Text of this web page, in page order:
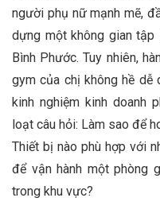
người phụ nữ mạnh mẽ,
dựng một không gian
Bình Phước. Tuy nhiên,
gym của chị không hề dễ
kinh nghiệm kinh doanh
loạt câu hỏi: Làm sao để
Thiết bị nào phù hợp với
để vận hành một phòng
trong khu vực?